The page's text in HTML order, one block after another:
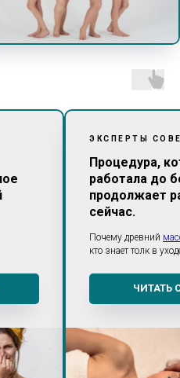
ЭКСПЕРТЫ
Процедура,
работала до
продолжает
сейчас.
Почему древний
кто знает толк в
ЧИТАТЬ